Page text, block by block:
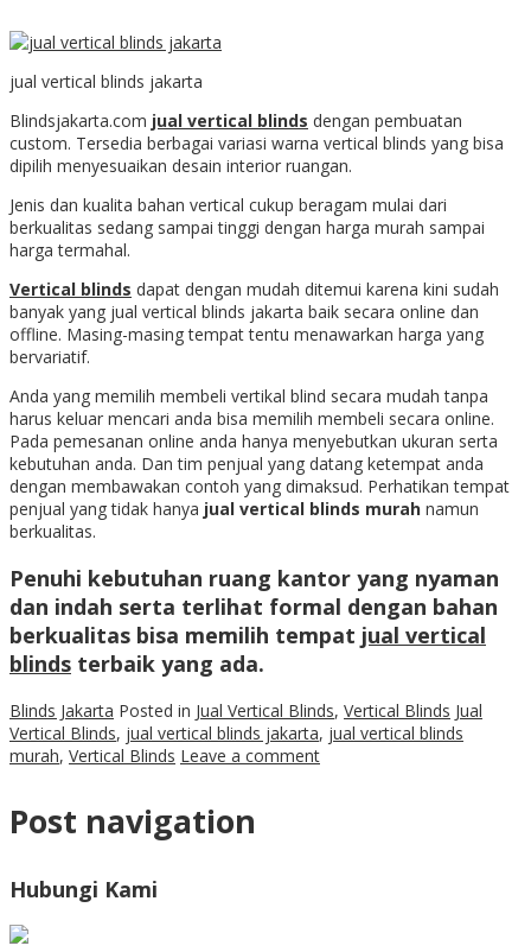
jual vertical blinds jakarta
Blindsjakarta.com jual vertical blinds dengan pembuatan
custom. Tersedia berbagai variasi warna vertical blinds yang bisa
dipilih menyesuaikan desain interior ruangan.
Jenis dan kualita bahan vertical cukup beragam mulai dari
berkualitas sedang sampai tinggi dengan harga murah sampai
harga termahal.
Vertical blinds dapat dengan mudah ditemui karena kini sudah
banyak yang jual vertical blinds jakarta baik secara online dan
offline. Masing-masing tempat tentu menawarkan harga yang
bervariatif.
Anda yang memilih membeli vertikal blind secara mudah tanpa
harus keluar mencari anda bisa memilih membeli secara online.
Pada pemesanan online anda hanya menyebutkan ukuran serta
kebutuhan anda. Dan tim penjual yang datang ketempat anda
dengan membawakan contoh yang dimaksud. Perhatikan tempat
penjual yang tidak hanya jual vertical blinds murah namun
berkualitas.
Penuhi kebutuhan ruang kantor yang nyaman
dan indah serta terlihat formal dengan bahan
berkualitas bisa memilih tempat jual vertical
blinds terbaik yang ada.
Blinds Jakarta Posted in Jual Vertical Blinds, Vertical Blinds Jual
Vertical Blinds, jual vertical blinds jakarta, jual vertical blinds
murah, Vertical Blinds Leave a comment
Post navigation
Hubungi Kami